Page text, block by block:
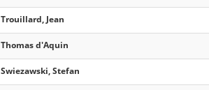
Trouillard, Jean
Thomas d'Aquin
Swiezawski, Stefan